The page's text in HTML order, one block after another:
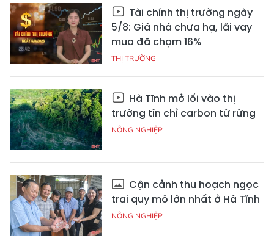
Tài chính thị trường ngày
5/8: Giá nhà chưa hạ, lãi vay
mua đã chạm 16%
THỊ TRƯỜNG
Hà Tĩnh mở lối vào thị
trường tín chỉ carbon từ rừng
NÔNG NGHIỆP
Cận cảnh thu hoạch ngọc
trai quy mô lớn nhất ở Hà Tĩnh
NÔNG NGHIỆP